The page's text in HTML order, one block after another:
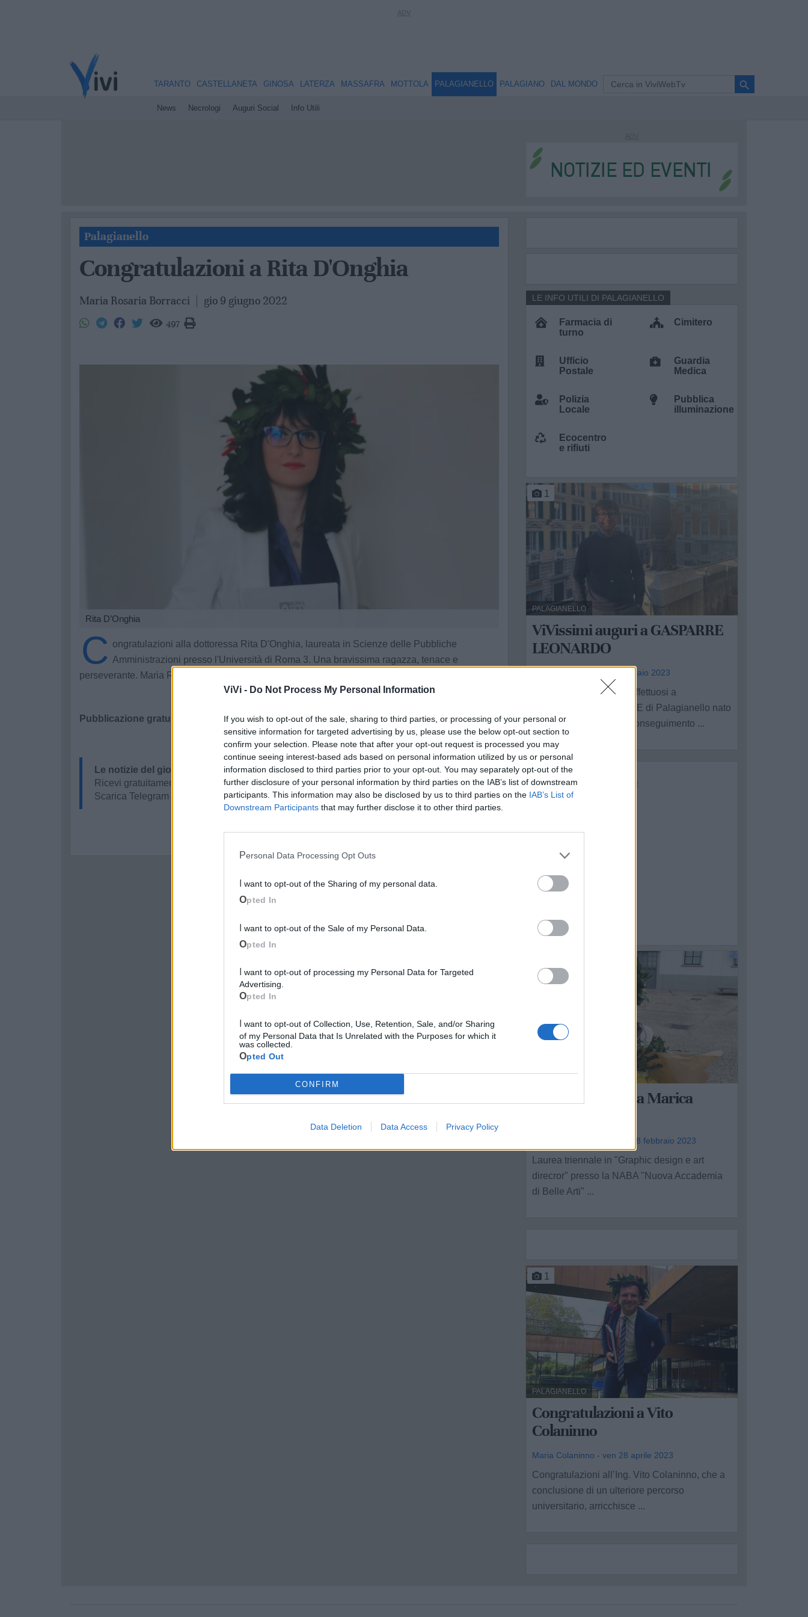
ViVi - Do Not Process My Personal Information
If you wish to opt-out of the sale, sharing to third parties, or processing of your personal or
sensitive information for targeted advertising by us, please use the below opt-out section to
confirm your selection. Please note that after your opt-out request is processed you may
continue seeing interest-based ads based on personal information utilized by us or personal
information disclosed to third parties prior to your opt-out. You may separately opt-out of the
further disclosure of your personal information by third parties on the IAB’s list of downstream
participants. This information may also be disclosed by us to third parties on the IAB’s List of
Downstream Participants that may further disclose it to other third parties.
Personal Data Processing Opt Outs
I want to opt-out of the Sharing of my personal data.
Opted In
I want to opt-out of the Sale of my Personal Data.
Opted In
Advertising.
Opted In
of my Personal Data that Is Unrelated with the Purposes for which it
was collected.
Opted Out
CONFIRM
Data Deletion Data Access Privacy Policy
TARANTO CASTELLANETA GINOSA LATERZA MASSAFRA MOTTOLA PALAGIANELLO
News Necrologi Auguri Social Info Utili
PALAGIANO DAL MONDO search
Palagianello
Congratulazioni a Rita D'Onghia
Maria Rosaria Borracci gio 9 giugno 2022
497
Rita D’Onghia
C ongratulazioni alla dottoressa Rita D'Onghia, laureata in Scienze delle Pubbliche
Amministrazioni presso l'Università di Roma 3. Una bravissima ragazza, tenace e
perseverante. Maria Rosaria Borracci
Pubblicazione gratuita tramite codice promozionale.
Le notizie del giorno sul tuo smartphone
Ricevi gratuitamente ogni giorno le notizie della tua città direttamente sul tuo smartphone.
Scarica Telegram e
Farmacia di
turno
Cimitero
Ufficio
Postale
Guardia
Medica
Polizia
Locale
Pubblica
illuminazione
Ecocentro
e rifiuti
LE INFO UTILI DI PALAGIANELLO
1
PALAGIANELLO
ViVissimi auguri a GASPARRE
LEONARDO
Angela Vinci - dom 29 gennaio 2023
Gli auguri più sinceri e affettuosi a
LEONARDO GASPARRE di Palagianello nato
il 20 Aprile 1996, per il conseguimento ...
Congratulazioni a Marica
Matarrese Carmelo - mar 28 febbraio 2023
Laurea triennale in "Graphic design e art
direcror" presso la NABA "Nuova Accademia
di Belle Arti" ...
1
PALAGIANELLO
Congratulazioni a Vito
Colaninno
Maria Colaninno - ven 28 aprile 2023
Congratulazioni all’Ing. Vito Colaninno, che a
conclusione di un ulteriore percorso
universitario, arricchisce ...